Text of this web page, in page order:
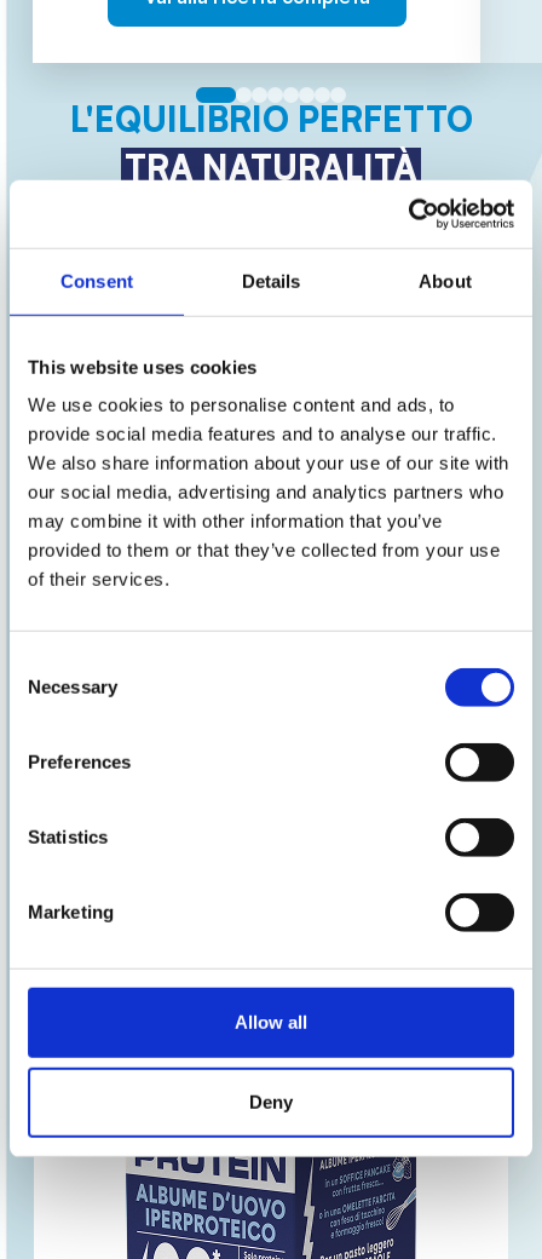
Consent Details About
This website uses cookies
We use cookies to personalise content and ads, to
provide social media features and to analyse our traffic.
We also share information about your use of our site with
our social media, advertising and analytics partners who
may combine it with other information that you’ve
provided to them or that they’ve collected from your use
of their services.
Selection
Necessary
Preferences
Statistics
Marketing
Allow all
Deny
L'EQUILIBRIO PERFETTO
TRA NATURALITÀ
E PERFORMANCE
Iperproteico è perfetto per
preparazioni dolci e salate . Dalle
omelette ai pancake, fino a torte e
ricette da forno:extra boost di
proteine ai tuoi piatti, senza
Trovi il nuovo Albume Iperproteico AIA